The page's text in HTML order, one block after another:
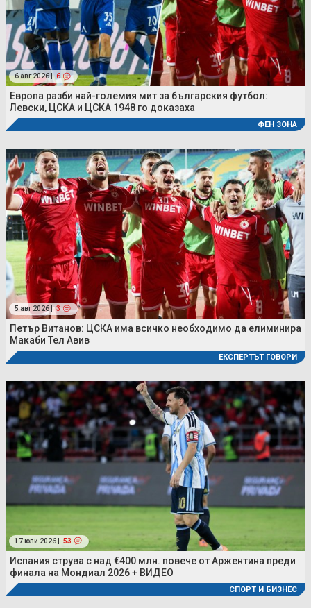
6 авг 2026 | 6
Европа разби най-големия мит за българския футбол:
Левски, ЦСКА и ЦСКА 1948 го доказаха
ФЕН ЗОНА
5 авг 2026 | 3
Петър Витанов: ЦСКА има всичко необходимо да елиминира
Макаби Тел Авив
ЕКСПЕРТЪТ ГОВОРИ
17 юли 2026 | 53
Испания струва с над €400 млн. повече от Аржентина преди
финала на Мондиал 2026 + ВИДЕО
СПОРТ И БИЗНЕС